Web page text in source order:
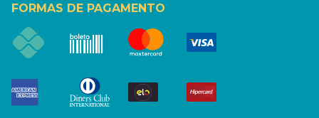
FORMAS DE PAGAMENTO